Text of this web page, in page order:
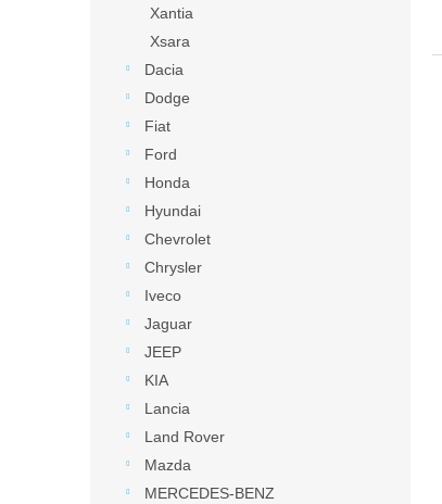
Xantia
Xsara
Dacia
Dodge
Fiat
Ford
Honda
Hyundai
Chevrolet
Chrysler
Iveco
Jaguar
JEEP
KIA
Lancia
Land Rover
Mazda
MERCEDES-BENZ